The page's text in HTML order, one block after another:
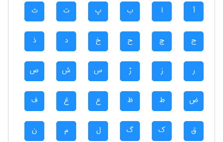
آ ا ب پ ت ث
ج چ ح خ د ذ
ر ز ژ س ش ص
ض ط ظ ع غ ف
ق ک گ ل م ن